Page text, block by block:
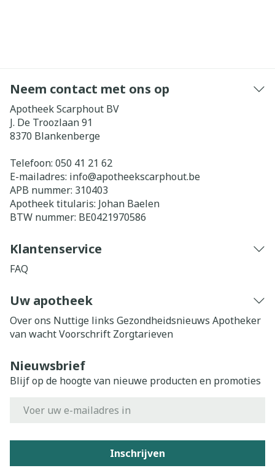
Neem contact met ons op
Apotheek Scarphout BV
J. De Troozlaan 91
8370 Blankenberge
Telefoon: 050 41 21 62
E-mailadres: info@apotheekscarphout.be
APB nummer: 310403
Apotheek titularis: Johan Baelen
BTW nummer: BE0421970586
Klantenservice
FAQ
Uw apotheek
Over ons Nuttige links Gezondheidsnieuws Apotheker
van wachtVoorschrift Zorgtarieven
Nieuwsbrief
Blijf op de hoogte van nieuwe producten en promoties
Inschrijven